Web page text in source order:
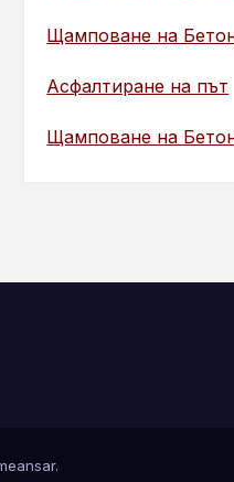
Щамповане на
Асфалтиране на път
Щамповане на
.